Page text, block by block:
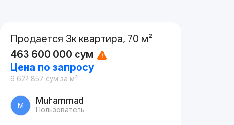
Продается 3к квартира, 70 м²
463 600 000 сум
Цена по запросу
6 622 857 сум за м²
M Muhammad
Пользователь